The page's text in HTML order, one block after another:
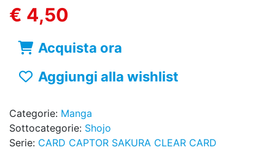
€ 4,50
Acquista ora
Aggiungi alla wishlist
Categorie: Manga
Sottocategorie: Shojo
Serie: CARD CAPTOR SAKURA CLEAR CARD